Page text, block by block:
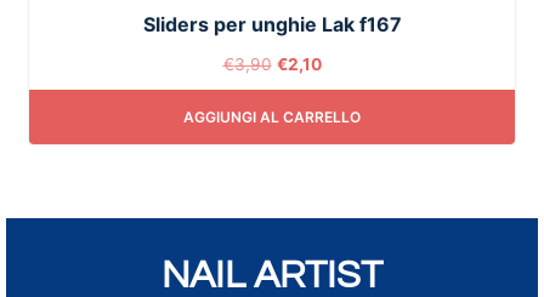
Sliders per unghie Lak f167
€3,90 €2,10
AGGIUNGI AL CARRELLO
NAIL ARTIST